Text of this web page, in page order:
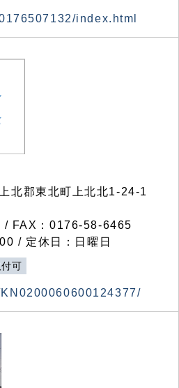
index.html
北郡東北町上北北1-24-1
FAX：0176-58-6465
/ 定休日：日曜日
可